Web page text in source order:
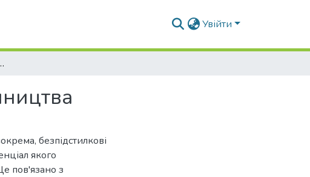
Увійти
тваринництва
безпідстилкові
якого
пов'язано з